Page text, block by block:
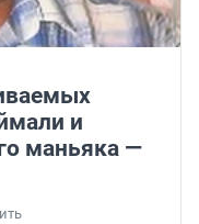
и
маньяка —